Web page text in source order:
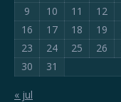
9
10 11 12
16
17 18 19
23
24 25 26
30
31
« jul